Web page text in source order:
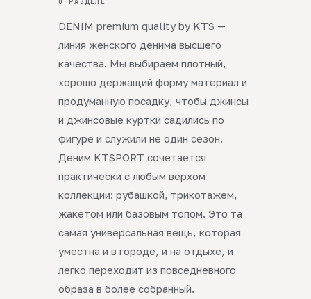
DENIM premium quality by KTS —
линия женского денима высшего
качества. Мы выбираем плотный,
хорошо держащий форму материал и
продуманную посадку, чтобы джинсы
и джинсовые куртки садились по
фигуре и служили не один сезон.
Деним KTSPORT сочетается
практически с любым верхом
коллекции: рубашкой, трикотажем,
жакетом или базовым топом. Это та
самая универсальная вещь, которая
уместна и в городе, и на отдыхе, и
легко переходит из повседневного
образа в более собранный.